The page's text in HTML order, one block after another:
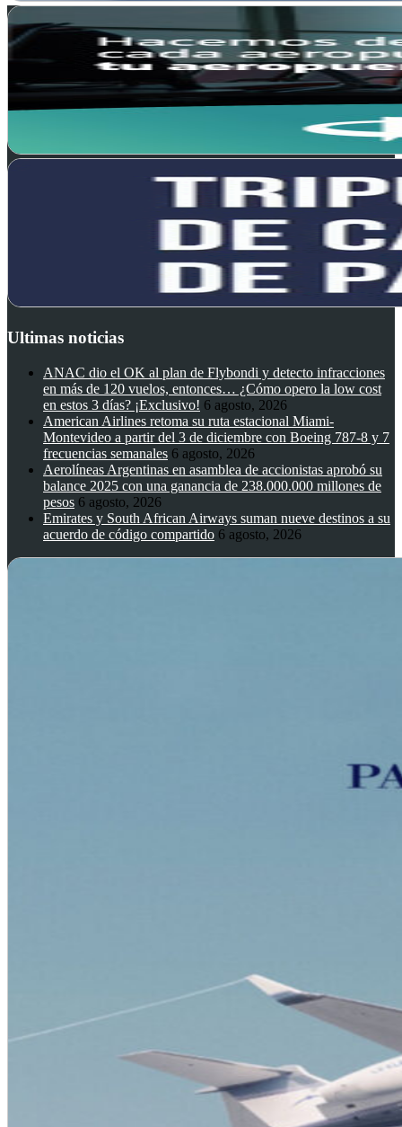
Ultimas noticias
ANAC dio el OK al plan de Flybondi y detecto infracciones
en más de 120 vuelos, entonces… ¿Cómo opero la low cost
en estos 3 días? ¡Exclusivo! 6 agosto, 2026
American Airlines retoma su ruta estacional Miami-
Montevideo a partir del 3 de diciembre con Boeing 787-8 y 7
frecuencias semanales 6 agosto, 2026
Aerolíneas Argentinas en asamblea de accionistas aprobó su
balance 2025 con una ganancia de 238.000.000 millones de
pesos 6 agosto, 2026
Emirates y South African Airways suman nueve destinos a su
acuerdo de código compartido 6 agosto, 2026